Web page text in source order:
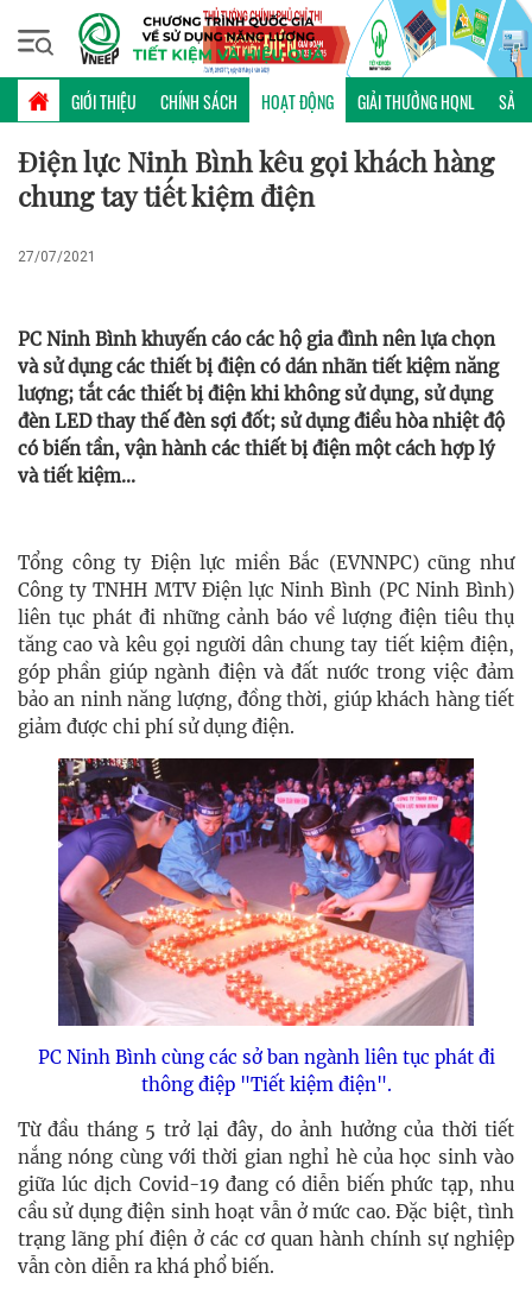
GIỚI THIỆU CHÍNH SÁCH HOẠT ĐỘNG GIẢI THƯỞNG HQNL SẢN
Chủ nhật, 09/08/2026 | 22:32 GMT+7
HOẠT ĐỘNG
Điện lực Ninh Bình kêu gọi khách hàng
chung tay tiết kiệm điện
27/07/2021
PC Ninh Bình khuyến cáo các hộ gia đình nên lựa chọn
và sử dụng các thiết bị điện có dán nhãn tiết kiệm năng
lượng; tắt các thiết bị điện khi không sử dụng, sử dụng
đèn LED thay thế đèn sợi đốt; sử dụng điều hòa nhiệt độ
có biến tần, vận hành các thiết bị điện một cách hợp lý
và tiết kiệm...
Tổng công ty Điện lực miền Bắc (EVNNPC) cũng như
Công ty TNHH MTV Điện lực Ninh Bình (PC Ninh Bình)
liên tục phát đi những cảnh báo về lượng điện tiêu thụ
tăng cao và kêu gọi người dân chung tay tiết kiệm điện,
góp phần giúp ngành điện và đất nước trong việc đảm
bảo an ninh năng lượng, đồng thời, giúp khách hàng tiết
giảm được chi phí sử dụng điện.
PC Ninh Bình cùng các sở ban ngành liên tục phát đi
thông điệp "Tiết kiệm điện".
Từ đầu tháng 5 trở lại đây, do ảnh hưởng của thời tiết
nắng nóng cùng với thời gian nghỉ hè của học sinh vào
giữa lúc dịch Covid-19 đang có diễn biến phức tạp, nhu
cầu sử dụng điện sinh hoạt vẫn ở mức cao. Đặc biệt, tình
trạng lãng phí điện ở các cơ quan hành chính sự nghiệp
vẫn còn diễn ra khá phổ biến.